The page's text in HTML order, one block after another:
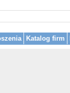
Katalog firm